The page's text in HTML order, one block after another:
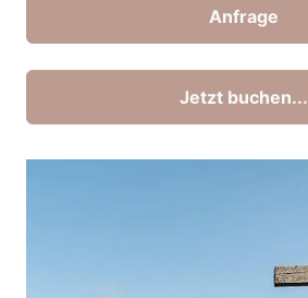
Anfrage
Jetzt buchen...